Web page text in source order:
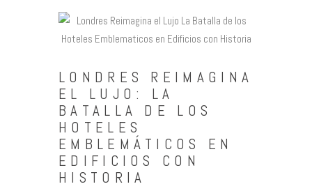
Inicio
Europa
América
Asia
Quienes Somos
Contacto
LONDRES REIMAGINA
EL LUJO: LA
BATALLA DE LOS
HOTELES
EMBLEMÁTICOS EN
EDIFICIOS CON
HISTORIA